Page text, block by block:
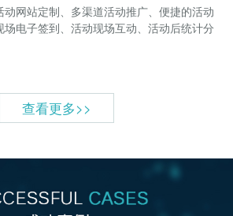
动网站定制、多渠道活动推广、便捷的活动
场电子签到、活动现场互动、活动后统计分
查看更多>>